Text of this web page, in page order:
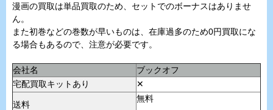
漫画の買取は単品買取のため、セットでのボーナスはありませ
ん。
また初巻などの巻数が早いものは、在庫過多のため0円買取にな
る場合もあるので、注意が必要です。
会社名
ブックオフ
宅配買取キットあり
✕
送料
無料